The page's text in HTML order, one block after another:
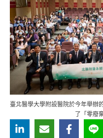
臺北醫學大學附設醫院於今年舉辦
了「零廢